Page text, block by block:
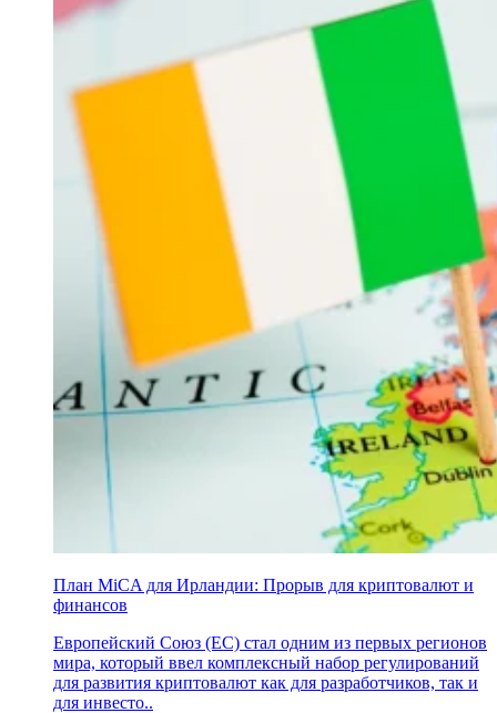
План MiCA для Ирландии: Прорыв для криптовалют и
финансов
Европейский Союз (ЕС) стал одним из первых регионов
мира, который ввел комплексный набор регулирований
для развития криптовалют как для разработчиков, так и
для инвесто..